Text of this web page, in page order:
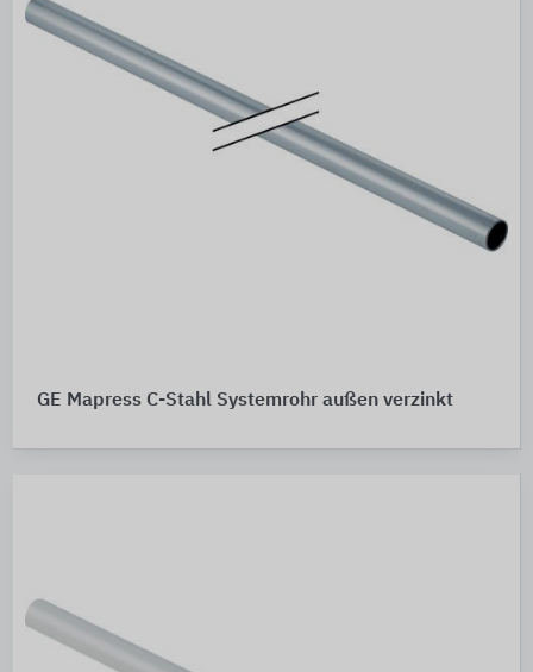
GE Mapress C-Stahl Systemrohr außen verzinkt